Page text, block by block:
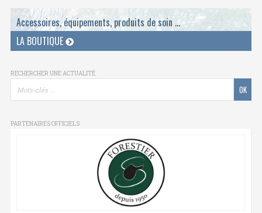
Accessoires, équipements, produits de soin ...
LA BOUTIQUE
RECHERCHER UNE ACTUALITÉ
PARTENAIRES OFFICIELS